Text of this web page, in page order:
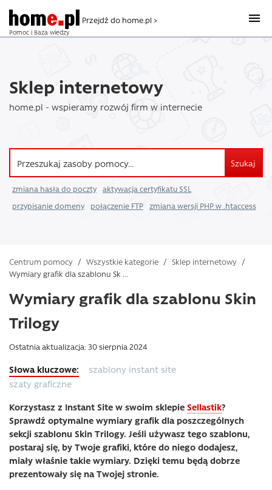
Pomoc i Baza wiedzy
Przejdź do home.pl >
Sklep internetowy
home.pl - wspieramy rozwój firm w internecie
Szukaj
zmiana hasła do poczty
aktywacja certyfikatu SSL
przypisanie domeny
połączenie FTP zmiana wersji PHP w .htaccess
Centrum pomocy / Wszystkie kategorie / Sklep internetowy /
Wymiary grafik dla szablonu Sk ...
Wymiary grafik dla szablonu Skin
Trilogy
Ostatnia aktualizacja: 30 sierpnia 2024
szablony instant site
szaty graficzne
Korzystasz z Instant Site w swoim sklepie Sellastik?
Sprawdź optymalne wymiary grafik dla poszczególnych
sekcji szablonu Skin Trilogy. Jeśli używasz tego szablonu,
postaraj się, by Twoje grafiki, które do niego dodajesz,
miały właśnie takie wymiary. Dzięki temu będą dobrze
prezentowały się na Twojej stronie.